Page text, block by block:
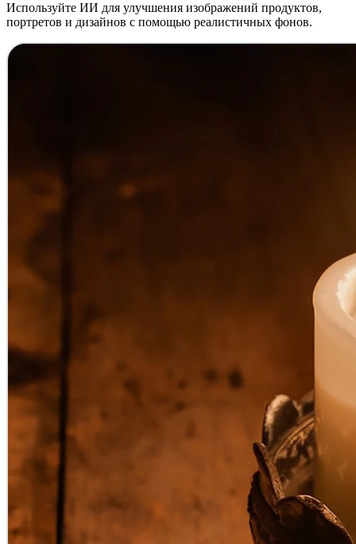
Используйте ИИ для улучшения изображений продуктов,
портретов и дизайнов с помощью реалистичных фонов.